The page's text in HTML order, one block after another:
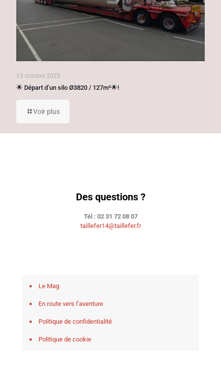
13 octobre 2025
🌟 Départ d’un silo Ø3820 / 127m³🌟!
Voir plus
Des questions ?
Tél : 02 31 72 08 07
taillefer14@taillefer.fr
Le Mag
En route vers l’aventure
Politique de confidentialité
Politique de cookie